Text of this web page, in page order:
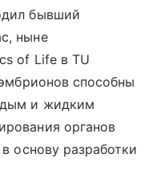
бывший
ныне
of Life в TU
способны
и жидким
органов
основу разработки